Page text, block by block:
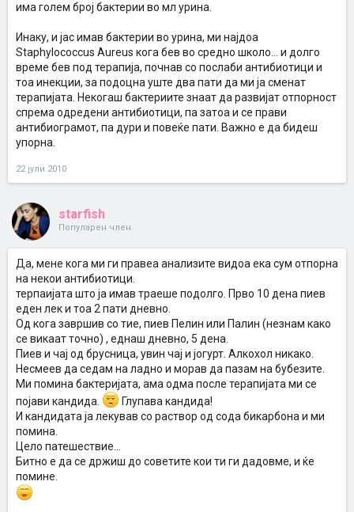
има голем број бактерии во мл урина.
Инаку, и јас имав бактерии во урина, ми најдоа
Staphylococcus Aureus кога бев во средно школо... и долго
време бев под терапија, почнав со послаби антибиотици и
тоа инекции, за подоцна уште два пати да ми ја сменат
терапијата. Некогаш бактериите знаат да развијат отпорност
спрема одредени антибиотици, па затоа и се прави
антибиограмот, па дури и повеќе пати. Важно е да бидеш
упорна.
22 јули 2010
starfish
Популарен член
Да, мене кога ми ги правеа анализите видоа ека сум отпорна
на некои антибиотици.
терпаијата што ја имав траеше подолго. Прво 10 дена пиев
еден лек и тоа 2 пати дневно.
Од кога завршив со тие, пиев Пелин или Палин (незнам како
се викаат точно) , еднаш дневно, 5 дена.
Пиев и чај од брусница, увин чај и јогурт. Алкохол никако.
Несмеев да седам на ладно и морав да пазам на бубезите.
Ми помина бактеријата, ама одма после терапијата ми се
појави кандида.
Глупава кандида!
И кандидата ја лекував со раствор од сода бикарбона и ми
помина.
Цело патешествие...
Битно е да се држиш до советите кои ти ги дадовме, и ќе
помине.